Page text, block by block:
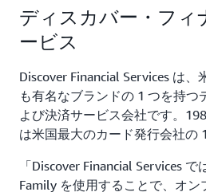
ディスカバー・フィ
ービス
Discover Financial Services は
も有名なブランドの 1 つを持つ
よび決済サービス会社です。
は米国最大のカード発行会社の
「Discover Financial Services で
Family を使用することで、オン